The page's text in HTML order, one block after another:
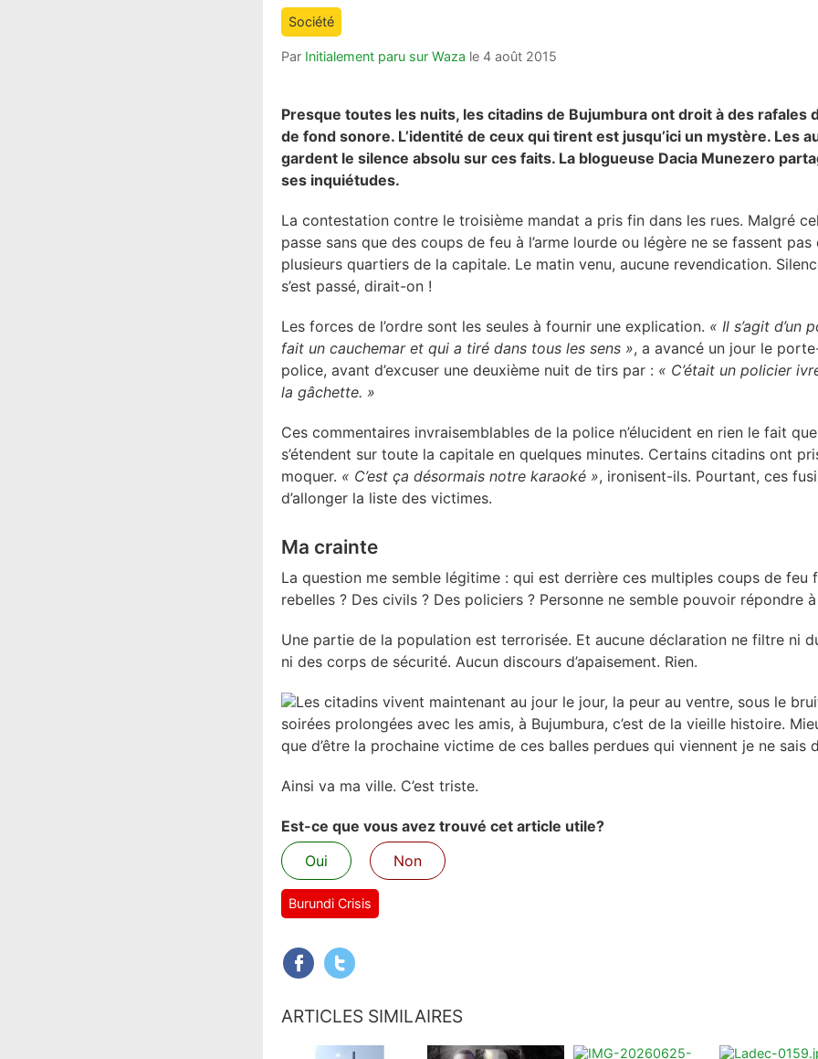
countSociété
Par Initialement paru sur Waza le 4 août 2015
Presque toutes les nuits, les citadins de Bujumbura ont droit à des rafales
de fond sonore. L’identité de ceux qui tirent est jusqu’ici un mystère. Les
gardent le silence absolu sur ces faits. La blogueuse Dacia Munezero
ses inquiétudes.
La contestation contre le troisième mandat a pris fin dans les rues. Malgré
passe sans que des coups de feu à l’arme lourde ou légère ne se fassent
plusieurs quartiers de la capitale. Le matin venu, aucune revendication.
s’est passé, dirait-on !
Les forces de l’ordre sont les seules à fournir une explication. « Il s’agit d’un
fait un cauchemar et qui a tiré dans tous les sens », a avancé un jour le
police, avant d’excuser une deuxième nuit de tirs par : « C’était un policier
la gâchette. »
Ces commentaires invraisemblables de la police n’élucident en rien le fait
s’étendent sur toute la capitale en quelques minutes. Certains citadins ont
moquer. « C’est ça désormais notre karaoké », ironisent-ils. Pourtant, ces
d’allonger la liste des victimes.
Ma crainte
La question me semble légitime : qui est derrière ces multiples coups de feu
rebelles ? Des civils ? Des policiers ? Personne ne semble pouvoir répondre
Une partie de la population est terrorisée. Et aucune déclaration ne filtre ni
ni des corps de sécurité. Aucun discours d’apaisement. Rien.
Les citadins vivent maintenant au jour le jour, la peur au ventre, sous le
soirées prolongées avec les amis, à Bujumbura, c’est de la vieille histoire.
que d’être la prochaine victime de ces balles perdues qui viennent je ne sais
Ainsi va ma ville. C’est triste.
Est-ce que vous avez trouvé cet article utile?
Oui
Non
Burundi Crisis
ARTICLES SIMILAIRES